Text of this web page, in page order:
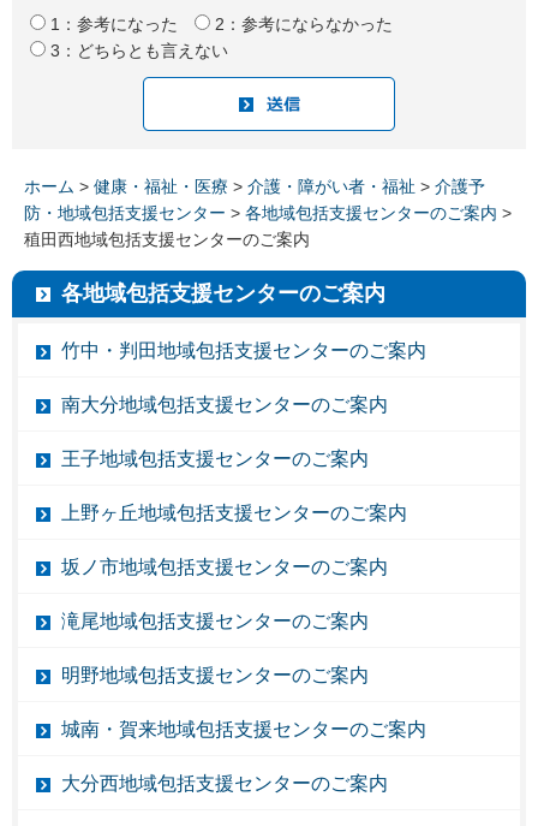
1：参考になった
2：参考にならなかった
3：どちらとも言えない
ホーム > 健康・福祉・医療 > 介護・障がい者・福祉 > 介護予
防・地域包括支援センター > 各地域包括支援センターのご案内 >
稙田西地域包括支援センターのご案内
各地域包括支援センターのご案内
竹中・判田地域包括支援センターのご案内
南大分地域包括支援センターのご案内
王子地域包括支援センターのご案内
上野ヶ丘地域包括支援センターのご案内
坂ノ市地域包括支援センターのご案内
滝尾地域包括支援センターのご案内
明野地域包括支援センターのご案内
城南・賀来地域包括支援センターのご案内
大分西地域包括支援センターのご案内